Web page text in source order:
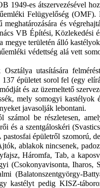
1949-es átszervezésével
Felügyelőség
és
VB Építési, Közlekedési
területén álló
védettség alá vett
Osztálya utasítására
épületet sorol fel (egy
és az üzemeltető
mely somogyi
javasolják lebontani.
számol be részletesen,
és a szentgáloskéri
épületről szomorú,
ablakok nincsenek,
Háromfa, Tab, a
(Csokonyavisonta, Iharos,
(Balatonszentgyörgy-
kastélyt pedig KISZ-